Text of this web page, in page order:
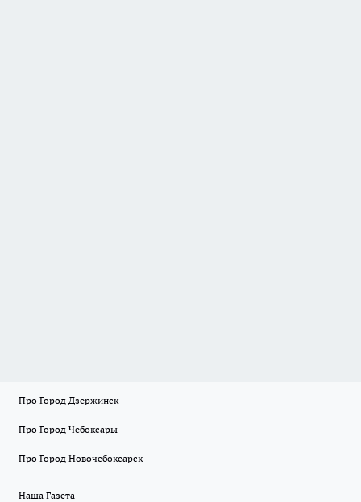
Про Город Дзержинск
Про Город Чебоксары
Про Город Новочебоксарск
Наша Газета